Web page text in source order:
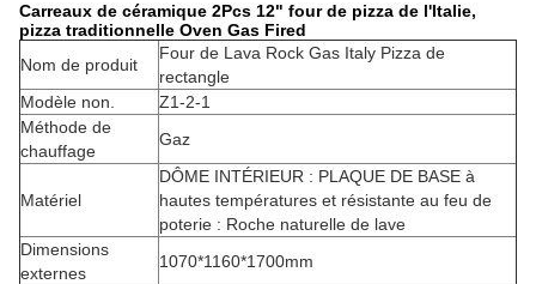
Carreaux de céramique 2Pcs 12" four de pizza de l'Italie,
pizza traditionnelle Oven Gas Fired
Nom de produit
Four de Lava Rock Gas Italy Pizza de
rectangle
Modèle non.
Z1-2-1
Méthode de
chauffage
Gaz
Matériel
DÔME INTÉRIEUR : PLAQUE DE BASE à
hautes températures et résistante au feu de
poterie : Roche naturelle de lave
Dimensions
externes
1070*1160*1700mm